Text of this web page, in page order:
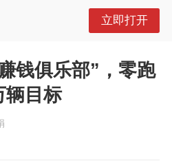
立即打开
钱俱乐部”，零跑
辆目标